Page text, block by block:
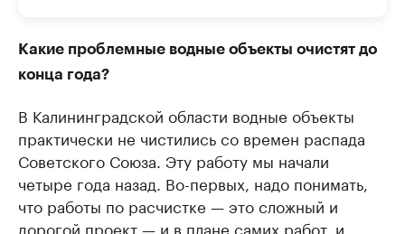
Какие проблемные водные объекты очистят до
конца года?
В Калининградской области водные объекты
практически не чистились со времен распада
Советского Союза. Эту работу мы начали
четыре года назад. Во-первых, надо понимать,
что работы по расчистке — это сложный и
дорогой проект — и в плане самих работ, и